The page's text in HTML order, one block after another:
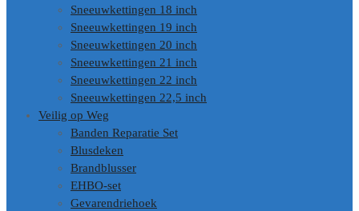
Sneeuwkettingen 18 inch
Sneeuwkettingen 19 inch
Sneeuwkettingen 20 inch
Sneeuwkettingen 21 inch
Sneeuwkettingen 22 inch
Sneeuwkettingen 22,5 inch
Veilig op Weg
Banden Reparatie Set
Blusdeken
Brandblusser
EHBO-set
Gevarendriehoek